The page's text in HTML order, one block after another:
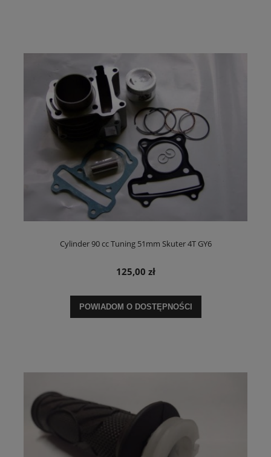
Cylinder 90 cc Tuning 51mm Skuter 4T GY6
125,00 zł
POWIADOM O DOSTĘPNOŚCI